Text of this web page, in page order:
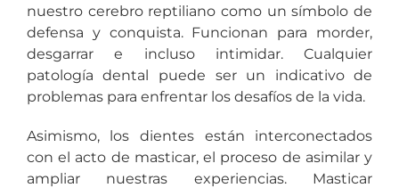
nuestro cerebro reptiliano como un símbolo de
defensa y conquista. Funcionan para morder,
desgarrar e incluso intimidar. Cualquier
patología dental puede ser un indicativo de
problemas para enfrentar los desafíos de la vida.
Asimismo, los dientes están interconectados
con el acto de masticar, el proceso de asimilar y
ampliar nuestras experiencias. Masticar